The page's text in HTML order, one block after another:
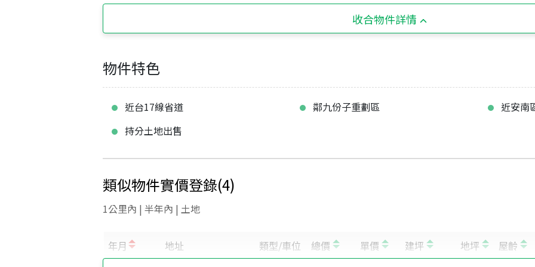
收合物件詳情
物件特色
近台17線省道 鄰九份子重劃區
近安南
持分土地出售
類似物件實價登錄(4)
1公里內 | 半年內 | 土地